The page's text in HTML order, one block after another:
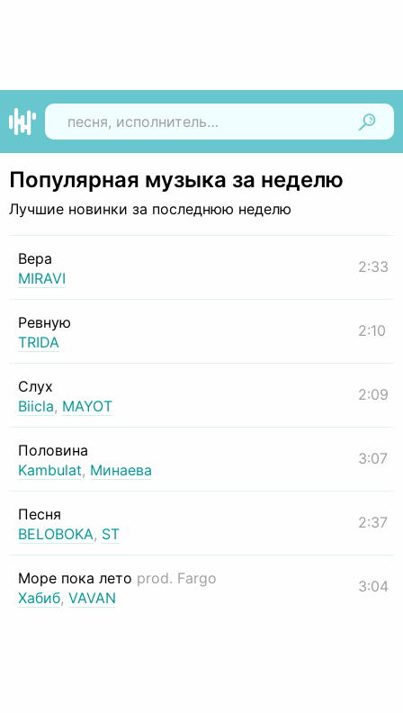
Популярная музыка за неделю
Лучшие новинки за последнюю неделю
Вера
MIRAVI
2:33
Ревную
TRIDA
2:10
Слух
Biicla, MAYOT
2:09
Половина
Kambulat, Минаева
3:07
Песня
BELOBOKA, ST
2:37
Море пока лето prod. Fargo
Хабиб, VAVAN
3:04